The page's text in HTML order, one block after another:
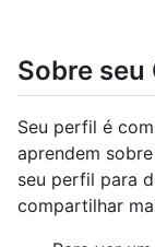
Sobre
Seu perfil é
aprendem
seu perfil para
compartilhar